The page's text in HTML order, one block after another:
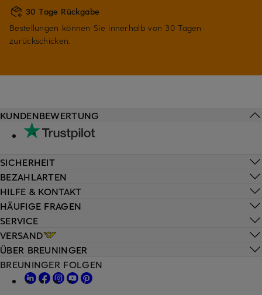
30 Tage Rückgabe
Bestellungen können Sie innerhalb von 30 Tagen
zurückschicken.
HILFE & KONTAKT
HÄUFIGE FRAGEN
SERVICE
VERSAND
KUNDENBEWERTUNG
SICHERHEIT
BEZAHLARTEN
ÜBER BREUNINGER
BREUNINGER FOLGEN